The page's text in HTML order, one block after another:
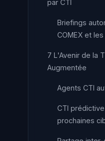
par CTI
Briefings
COMEX et
7 L'Avenir de la
Augmentée
Agents CTI
CTI
prochaines